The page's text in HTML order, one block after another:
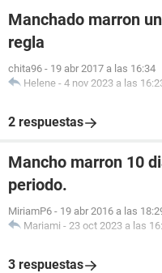
Manchado marron
regla
chita96 - 19 abr 2017 a las 16:34
Helene - 4 nov 2023 a las
2 respuestas
Mancho marron 10
periodo.
MiriamP6 - 19 abr 2016 a las
Mariami - 23 oct 2023 a las
3 respuestas